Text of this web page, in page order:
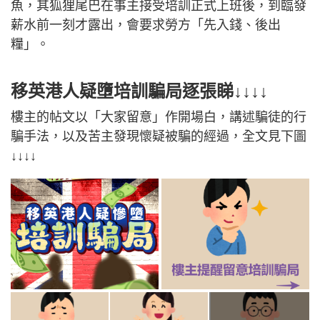
魚，其狐狸尾巴在事主接受培訓正式上班後，到臨發
薪水前一刻才露出，會要求勞方「先入錢、後出
糧」。
移英港人疑墮培訓騙局逐張睇↓↓↓↓
樓主的帖文以「大家留意」作開場白，講述騙徒的行
騙手法，以及苦主發現懷疑被騙的經過，全文見下圖
↓↓↓↓